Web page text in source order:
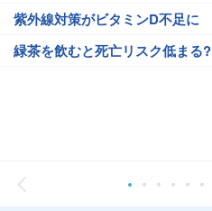
紫外線対策がビタミンD不足に
緑茶を飲むと死亡リスク低まる?